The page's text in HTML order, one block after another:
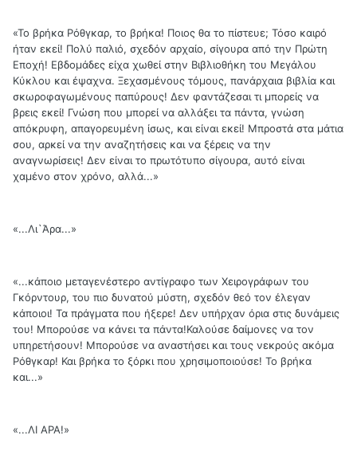
«Το βρήκα Ρόθγκαρ, το βρήκα! Ποιος θα το πίστευε; Τόσο καιρό
ήταν εκεί! Πολύ παλιό, σχεδόν αρχαίο, σίγουρα από την Πρώτη
Εποχή! Εβδομάδες είχα χωθεί στην Βιβλιοθήκη του Μεγάλου
Κύκλου και έψαχνα. Ξεχασμένους τόμους, πανάρχαια βιβλία και
σκωροφαγωμένους παπύρους! Δεν φαντάζεσαι τι μπορείς να
βρεις εκεί! Γνώση που μπορεί να αλλάξει τα πάντα, γνώση
απόκρυφη, απαγορευμένη ίσως, και είναι εκεί! Μπροστά στα μάτια
σου, αρκεί να την αναζητήσεις και να ξέρεις να την
αναγνωρίσεις! Δεν είναι το πρωτότυπο σίγουρα, αυτό είναι
χαμένο στον χρόνο, αλλά...»
«...Λι`Άρα...»
«...κάποιο μεταγενέστερο αντίγραφο των Χειρογράφων του
Γκόρντουρ, του πιο δυνατού μύστη, σχεδόν θεό τον έλεγαν
κάποιοι! Τα πράγματα που ήξερε! Δεν υπήρχαν όρια στις δυνάμεις
του! Μπορούσε να κάνει τα πάντα!Καλούσε δαίμονες να τον
υπηρετήσουν! Μπορούσε να αναστήσει και τους νεκρούς ακόμα
Ρόθγκαρ! Και βρήκα το ξόρκι που χρησιμοποιούσε! Το βρήκα
και...»
«...ΛΙ ΑΡΑ!»